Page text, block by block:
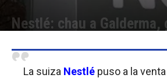
Nestlé: chau a Galderma,
La suiza Nestlé puso a la venta